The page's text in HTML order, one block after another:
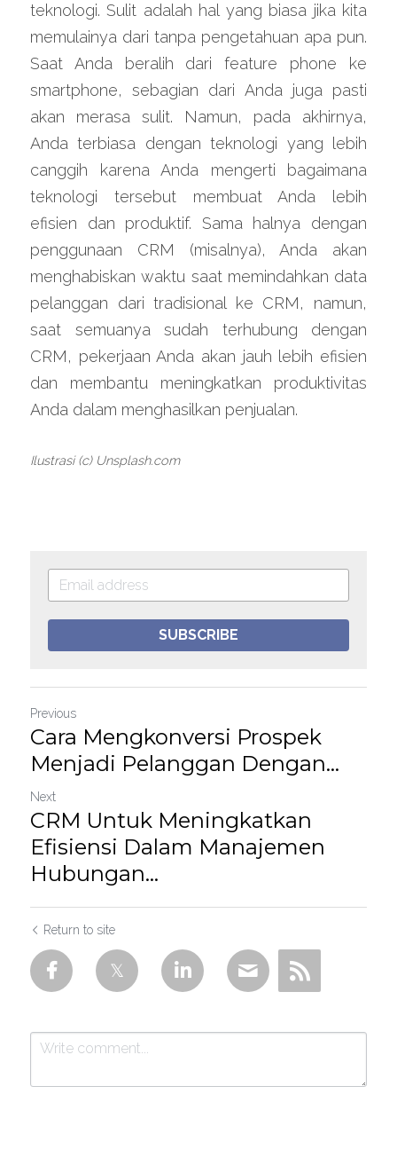
teknologi. Sulit adalah hal yang biasa jika kita
memulainya dari tanpa pengetahuan apa pun.
Saat Anda beralih dari feature phone ke
smartphone, sebagian dari Anda juga pasti
akan merasa sulit. Namun, pada akhirnya,
Anda terbiasa dengan teknologi yang lebih
canggih karena Anda mengerti bagaimana
teknologi tersebut membuat Anda lebih
efisien dan produktif. Sama halnya dengan
penggunaan CRM (misalnya), Anda akan
menghabiskan waktu saat memindahkan data
pelanggan dari tradisional ke CRM, namun,
saat semuanya sudah terhubung dengan
CRM, pekerjaan Anda akan jauh lebih efisien
dan membantu meningkatkan produktivitas
Anda dalam menghasilkan penjualan.
Ilustrasi (c) Unsplash.com
SUBSCRIBE
Previous
Cara Mengkonversi Prospek
Menjadi Pelanggan Dengan...
Next
CRM Untuk Meningkatkan
Efisiensi Dalam Manajemen
Hubungan...
Return to site